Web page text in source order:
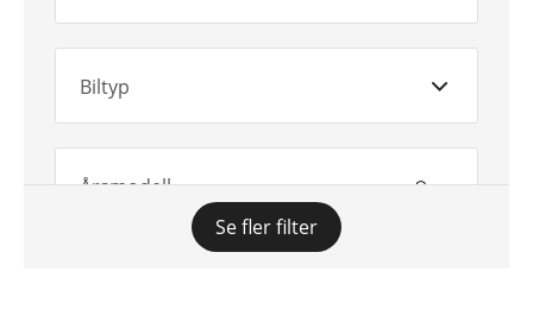
Biltyp
Årsmodell
Se fler filter